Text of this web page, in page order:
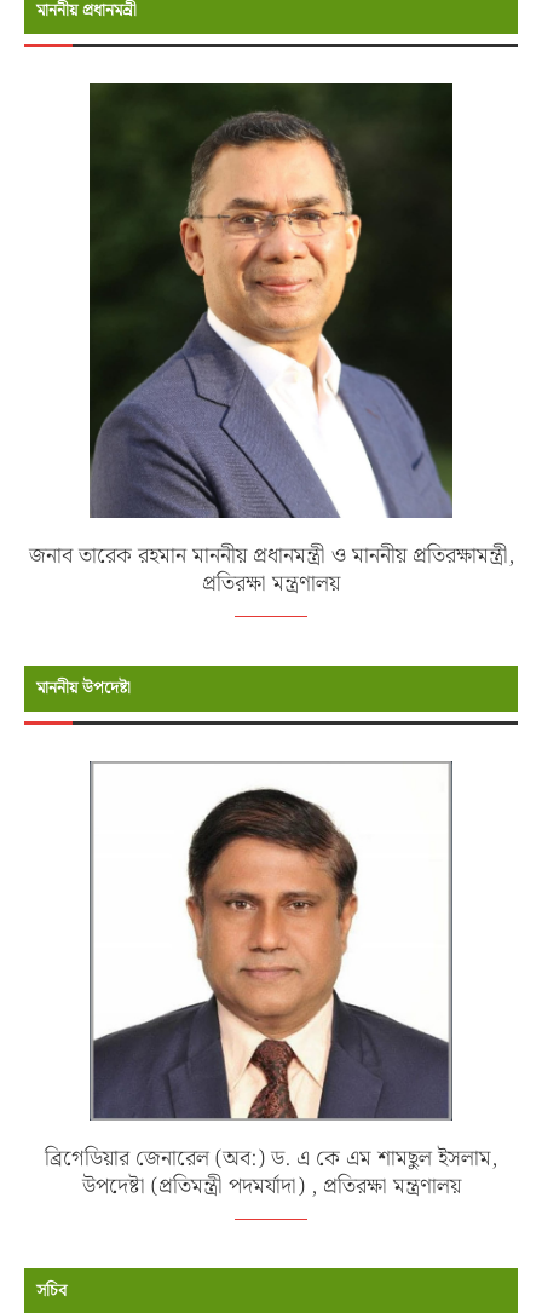
মাননীয় প্রধানমন্রী
জনাব তারেক রহমান মাননীয় প্রধানমন্ত্রী ও মাননীয় প্রতিরক্ষামন্ত্রী,
প্রতিরক্ষা মন্ত্রণালয়
মাননীয় উপদেষ্টা
ব্রিগেডিয়ার জেনারেল (অব:) ড. এ কে এম শামছুল ইসলাম,
উপদেষ্টা (প্রতিমন্ত্রী পদমর্যাদা) , প্রতিরক্ষা মন্ত্রণালয়
সচিব